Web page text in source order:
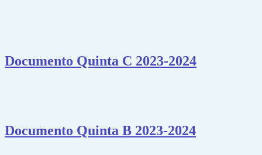
Documento Quinta C 2023-2024
Documento Quinta B 2023-2024